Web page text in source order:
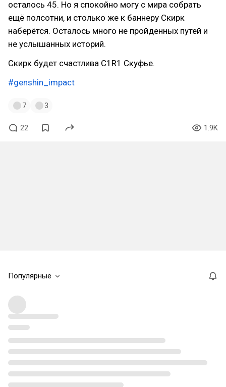
осталось 45. Но я спокойно могу с мира собрать
ещё полсотни, и столько же к баннеру Скирк
наберётся. Осталось много не пройденных путей и
не услышанных историй.
Скирк будет счастлива C1R1 Скуфье.
#genshin_impact
7 3
22 1.9K
Популярные